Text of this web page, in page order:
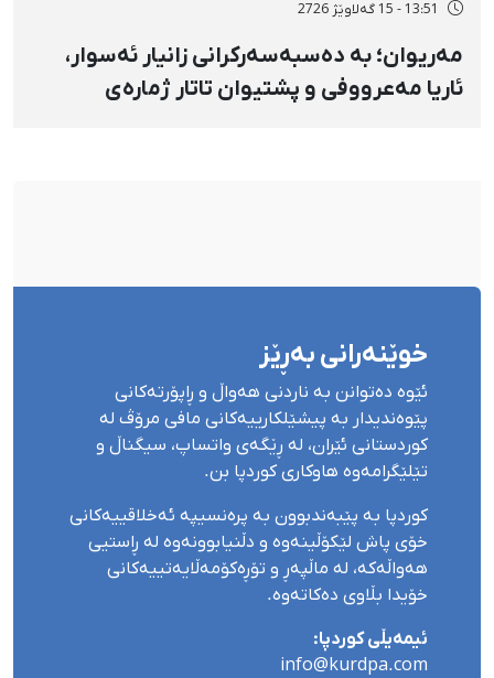
13:51 - 15 گەلاوێژ 2726
مەریوان؛ بە دەسبەسەرکرانی زانیار ئەسوار،
ئاریا مەعرووفی و پشتیوان تاتار ژمارەی
خوێنەرانی بەڕێز
ئێوە دەتوانن بە ناردنی هەواڵ و ڕاپۆرتەکانی
پێوەندیدار بە پیشێلکارییەکانی مافی مرۆڤ لە
کوردستانی ئێران، لە ڕێگەی واتساپ، سیگناڵ و
تێلێگرامەوە هاوکاری کوردپا بن.
کوردپا بە پێبەندبوون بە پرەنسیپە ئەخلاقییەکانی
خۆی پاش لێکۆڵینەوە و دڵنیابوونەوە لە ڕاستیی
هەواڵەکە، لە ماڵپەڕ و تۆڕەکۆمەڵایەتییەکانی
خۆیدا بڵاوی دەکاتەوە.
ئیمەیڵی کوردپا:
info@kurdpa.com